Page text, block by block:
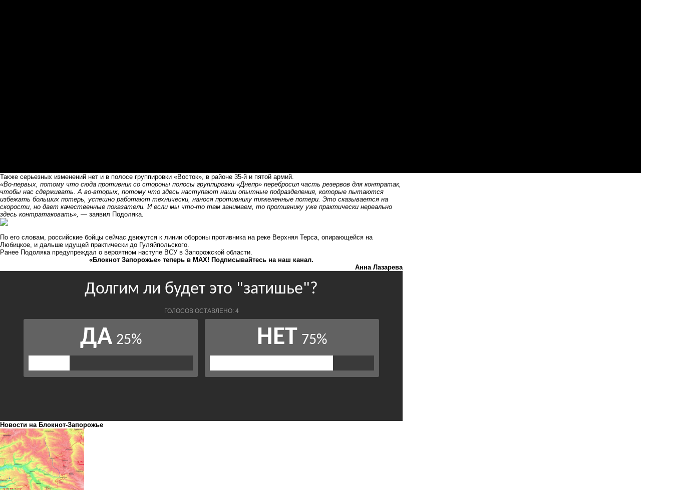
Также серьезных изменений нет и в полосе группировки «Восток», в районе 35-й и пятой армий.
«Во-первых, потому что сюда противник со стороны полосы группировки «Днепр» перебросил часть резервов для контратак,
чтобы нас сдерживать. А во-вторых, потому что здесь наступают наши опытные подразделения, которые пытаются
избежать больших потерь, успешно работают технически, нанося противнику тяжеленные потери. Это сказывается на
скорости, но дает качественные показатели. И если мы что-то там занимаем, то противнику уже практически нереально
здесь контратаковать», — заявил Подоляка.
По его словам, российские бойцы сейчас движутся к линии обороны противника на реке Верхняя Терса, опирающейся на
Любицкое, и дальше идущей практически до Гуляйпольского.
Ранее Подоляка предупреждал о вероятном наступе ВСУ в Запорожской области.
«Блокнот Запорожье» теперь в MAX! Подписывайтесь на наш канал.
Анна Лазарева
Новости на Блoкнoт-Запорожье